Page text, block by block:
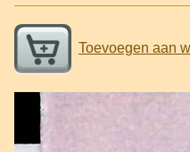
Toevoegen aan